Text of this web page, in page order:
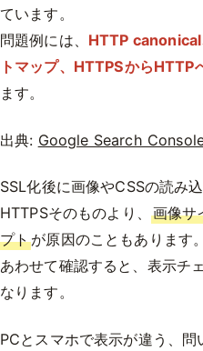
ています。
問題例には、 HTTP canonical
トマップ、HTTPSからHTTP
ます。
出典: Google Search Console
SSL化後に画像やCSSの読み
HTTPSそのものより、 画像サ
プトが原因のこともあります
あわせて確認すると、表示チ
なります。
PCとスマホで表示が違う、問